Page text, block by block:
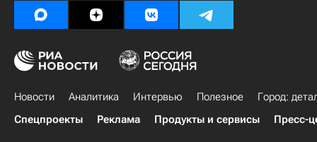
Новости Аналитика Интервью Полезное
Город:
Спецпроекты
Реклама Продукты и сервисы Пресс-